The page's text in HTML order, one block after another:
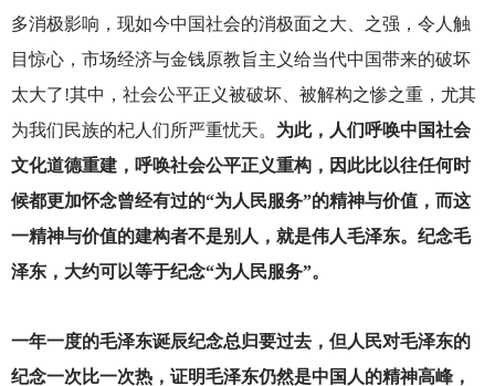
多消极影响，现如今中国社会的消极面之大、之强，令人触
目惊心，市场经济与金钱原教旨主义给当代中国带来的破坏
太大了!其中，社会公平正义被破坏、被解构之惨之重，尤其
为我们民族的杞人们所严重忧天。 为此，人们呼唤中国社会
文化道德重建，呼唤社会公平正义重构，因此比以往任何时
候都更加怀念曾经有过的“为人民服务”的精神与价值，而这
一精神与价值的建构者不是别人，就是伟人毛泽东。纪念毛
泽东，大约可以等于纪念“为人民服务”。
一年一度的毛泽东诞辰纪念总归要过去，但人民对毛泽东的
纪念一次比一次热，证明毛泽东仍然是中国人的精神高峰，